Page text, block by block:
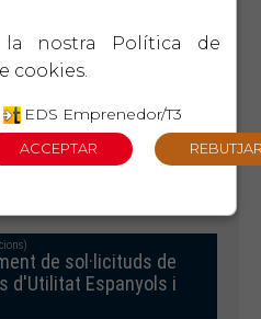
i implantació de
Innoempresa 2013
de sol·licituds de
d'Utilitat Espanyols i
la nostra
Política de
cookies.
EDS Emprenedor/T3